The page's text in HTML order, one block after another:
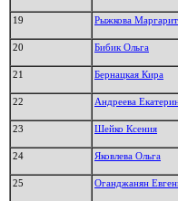
19 Рыжкова
20 Бибик Ольга
21 Бернацкая Кира
22 Андреева
23 Шейко Ксения
24 Яковлева Ольга
25 Оганджанян